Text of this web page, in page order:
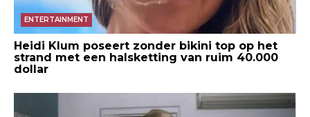
ENTERTAINMENT
Heidi Klum poseert zonder bikini top op het
strand met een halsketting van ruim 40.000
dollar